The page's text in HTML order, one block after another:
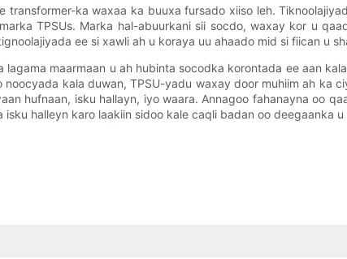
ka waxaa ka buuxa fursado xiiso leh.
TPSUs. Marka hal-abuurkani sii socdo, waxay kor u
ee si xawli ah u koraya uu ahaado mid si fiican u
maarmaan u ah hubinta socodka korontada ee aan
kala duwan, TPSU-yadu waxay door muhiim ah ka
hufnaan, isku hallayn, iyo waara. Annagoo fahanayna oo
halleyn karo laakiin sidoo kale caqli badan oo deegaanka u